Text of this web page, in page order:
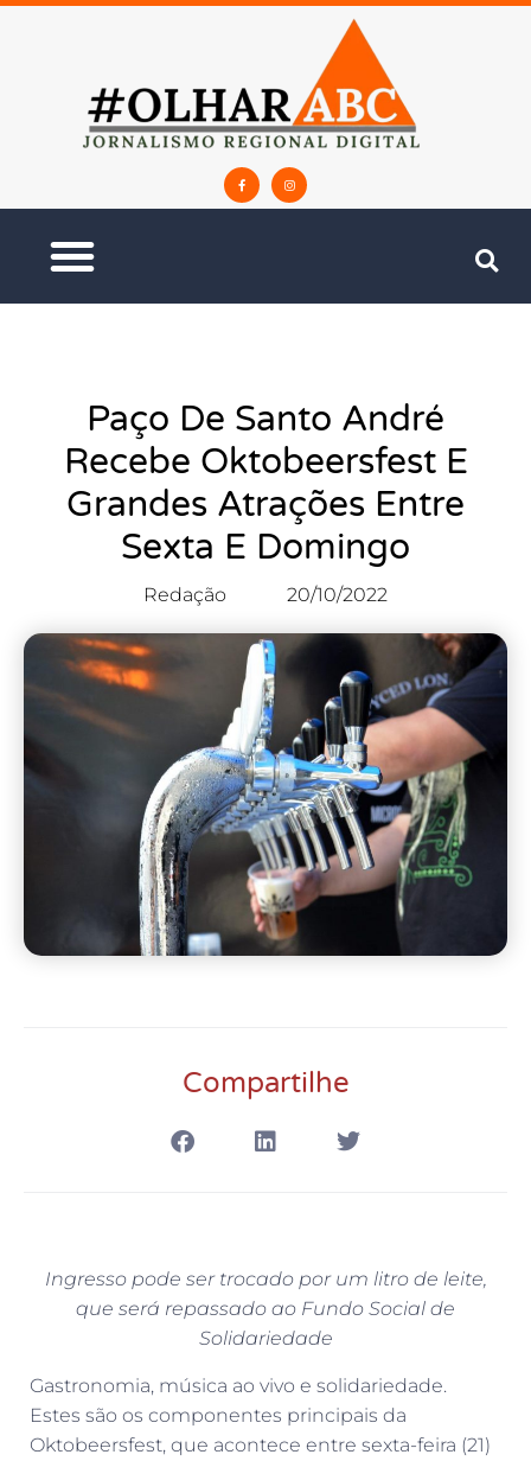
Paço De Santo André
Recebe Oktobeersfest E
Grandes Atrações Entre
Sexta E Domingo
Redação 20/10/2022
Compartilhe
Ingresso pode ser trocado por um litro de leite,
que será repassado ao Fundo Social de
Solidariedade
Gastronomia, música ao vivo e solidariedade.
Estes são os componentes principais da
Oktobeersfest, que acontece entre sexta-feira (21)